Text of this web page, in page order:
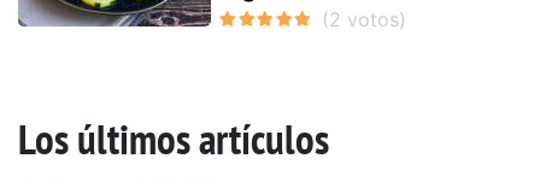
Los últimos artículos